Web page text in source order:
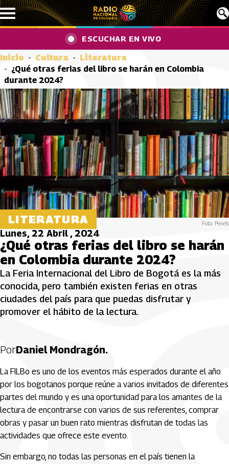
Pasar al contenido principal
ESCUCHAR EN VIVO
Inicio Cultura
Literatura
¿Qué otras ferias del libro se harán en Colombia
durante 2024?
LITERATURA Foto: Pexels
Lunes, 22 Abril , 2024
¿Qué otras ferias del libro se harán
en Colombia durante 2024?
La Feria Internacional del Libro de Bogotá es la más
conocida, pero también existen ferias en otras
ciudades del país para que puedas disfrutar y
promover el hábito de la lectura.
PorDaniel Mondragón.
La FILBo es uno de los eventos más esperados durante el año
por los bogotanos porque reúne a varios invitados de diferentes
partes del mundo y es una oportunidad para los amantes de la
lectura de encontrarse con varios de sus referentes, comprar
obras y pasar un buen rato mientras disfrutan de todas las
actividades que ofrece este evento.
Sin embargo, no todas las personas en el país tienen la